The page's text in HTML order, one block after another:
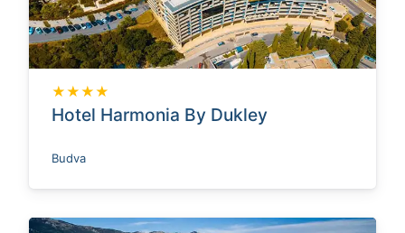
★★★★
Hotel Harmonia By Dukley
Budva